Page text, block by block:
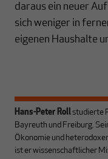
daraus ein neuer
sich weniger in
eigenen Haushalte
Hans-Peter Roll studierte
Bayreuth und Freiburg.
Ökonomie und
ist er wissenschaftlicher